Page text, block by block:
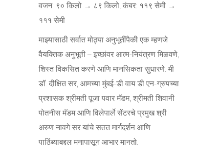
वजन: ९० किलो → ८९ किलो, कंबर: ११९ सेमी →
१११ सेमी
माझ्यासाठी सर्वात मोठ्या अनुभूतींपैकी एक म्हणजे
वैयक्तिक अनुभूती – इच्छांवर आत्म-नियंत्रण मिळवणे,
शिस्त विकसित करणे आणि मानसिकता सुधारणे. मी
डॉ. दीक्षित सर, आमच्या मुंबई-डी वाय डी एन-ग्रुपच्या
प्रशासक श्रीमती पूजा पवार मॅडम, श्रीमती शिवानी
पोतनीस मॅडम आणि विलेपार्ले सेंटरचे प्रमुख श्री
अरुण नावगे सर यांचे सतत मार्गदर्शन आणि
पाठिंब्याबद्दल मनापासून आभार मानतो.